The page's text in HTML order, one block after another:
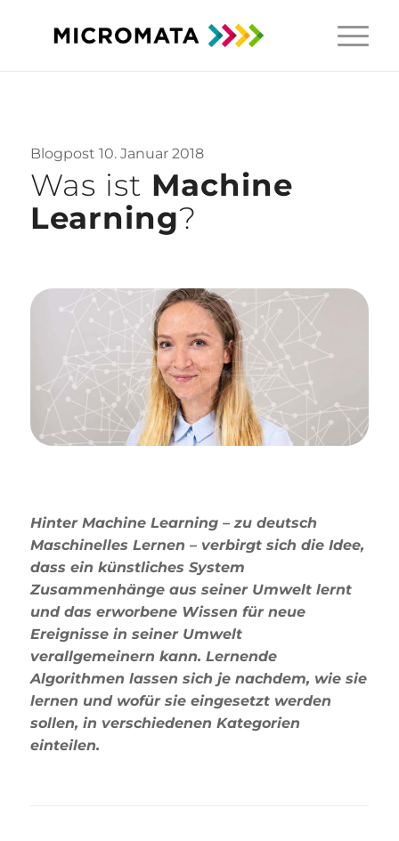
Blogpost 10. Januar 2018
Was ist Machine
Learning?
Hinter Machine Learning – zu deutsch
Maschinelles Lernen – verbirgt sich die Idee,
dass ein künstliches System
Zusammenhänge aus seiner Umwelt lernt
und das erworbene Wissen für neue
Ereignisse in seiner Umwelt
verallgemeinern kann. Lernende
Algorithmen lassen sich je nachdem, wie sie
lernen und wofür sie eingesetzt werden
sollen, in verschiedenen Kategorien
einteilen.